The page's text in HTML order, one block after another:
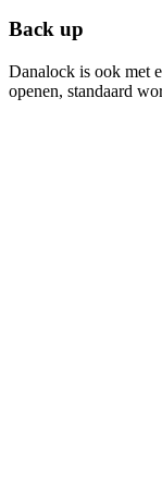
Back up
Danalock is ook met
openen, standaard